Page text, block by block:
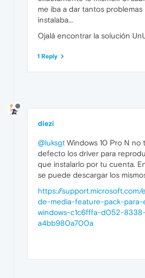
me iba a dar tantos problemas
instalaba...
Ojalá encontrar la solución
1 Reply
diezi
@luksgt Windows 10 Pro N no
defecto los driver para
que instalarlo por tu cuenta.
se puede descargar los
https://
de-media-feature-pack-
windows-c1c6fffa-d052-
a4bb980a700a